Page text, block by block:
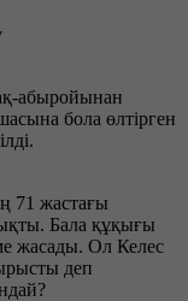
абыройынан
бола өлтірген
71 жастағы
Бала құқығы
жасады. Ол Келес
деп